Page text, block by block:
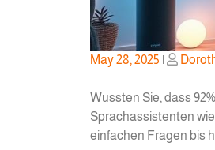
Posted
May 28, 2025 | Posted
Wussten Sie, dass
Sprachassistenten wie
einfachen Fragen bis